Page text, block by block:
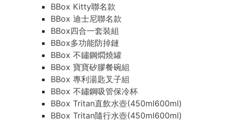
BBox Kitty聯名款
BBox 迪士尼聯名款
BBox四合一套裝組
BBox多功能防掉鏈
BBox 不鏽鋼燜燒罐
BBox 寶寶矽膠餐碗組
BBox 專利湯匙叉子組
BBox 不鏽鋼吸管保冷杯
BBox Tritan直飲水壺(450ml600ml)
BBox Tritan隨行水壺(450ml600ml)